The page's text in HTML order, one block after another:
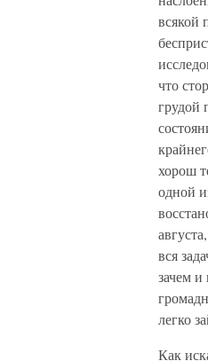
всякой
что
грудой
хорош
одной
вся
зачем
легко
Как